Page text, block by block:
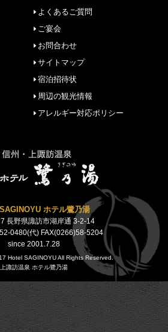
よくあるご質問
ご宴会
お問合わせ
サイトマップ
宿泊招待状
周辺の観光情報
アレルギー対応ポリシー
ホテル鷺乃湯
長野県諏訪市湖岸通 3-2-14
0480(代) FAX(0266)58-5204
since 2001.7.28
Hotel SAGINOYU All Rights Reserved.
上諏訪温泉 ホテル鷺乃湯